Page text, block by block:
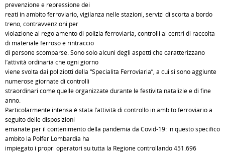
prevenzione e repressione dei
reati in ambito ferroviario, vigilanza nelle stazioni, servizi di scorta a bordo
treno, contravvenzioni per
violazione al regolamento di polizia ferroviaria, controlli ai centri di raccolta
di materiale ferroso e rintraccio
di persone scomparse. Sono solo alcuni degli aspetti che caratterizzano
l’attività ordinaria che ogni giorno
viene svolta dai poliziotti della “Specialità Ferroviaria”, a cui si sono aggiunte
numerose giornate di controlli
straordinari come quelle organizzate durante le festività natalizie e di fine
anno.
Particolarmente intensa è stata l’attività di controllo in ambito ferroviario a
seguito delle disposizioni
emanate per il contenimento della pandemia da Covid-19: in questo specifico
ambito la Polfer Lombardia ha
impiegato i propri operatori su tutta la Regione controllando 451.696